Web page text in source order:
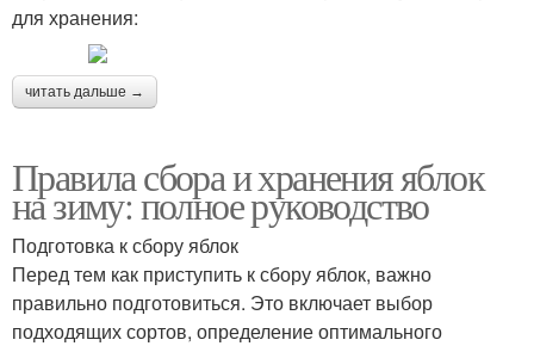
для хранения:
читать дальше →
Правила сбора и хранения яблок
на зиму: полное руководство
Подготовка к сбору яблок
Перед тем как приступить к сбору яблок, важно
правильно подготовиться. Это включает выбор
подходящих сортов, определение оптимального